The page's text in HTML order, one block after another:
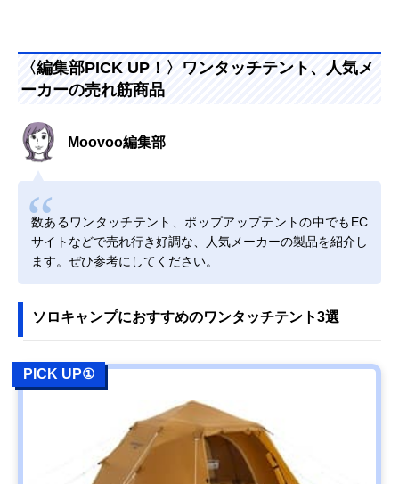
〈編集部PICK UP！〉ワンタッチテント、人気メ
ーカーの売れ筋商品
Moovoo編集部
数あるワンタッチテント、ポップアップテントの中でもEC
サイトなどで売れ行き好調な、人気メーカーの製品を紹介し
ます。ぜひ参考にしてください。
ソロキャンプにおすすめのワンタッチテント3選
PICK UP①